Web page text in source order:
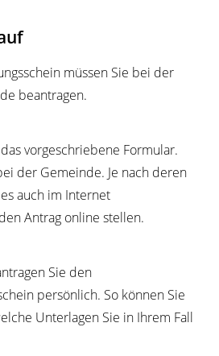
müssen Sie bei der
beantragen.
vorgeschriebene Formular.
der Gemeinde. Je nach deren
auch im Internet
Antrag online stellen.
Sie den
persönlich. So können Sie
Unterlagen Sie in Ihrem Fall